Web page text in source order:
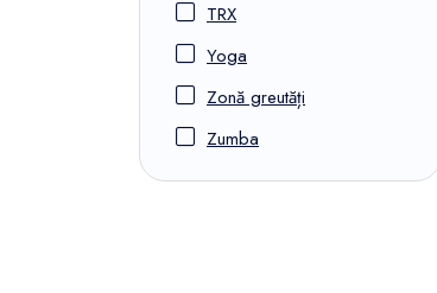
TRX
Yoga
Zonă greutăți
Zumba